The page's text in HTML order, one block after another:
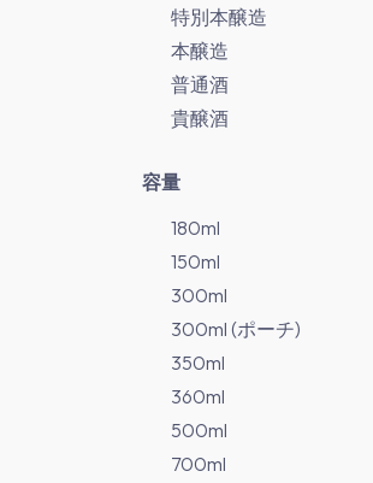
特別本醸造
本醸造
普通酒
貴醸酒
容量
180ml
150ml
300ml
300ml (ポーチ)
350ml
360ml
500ml
700ml